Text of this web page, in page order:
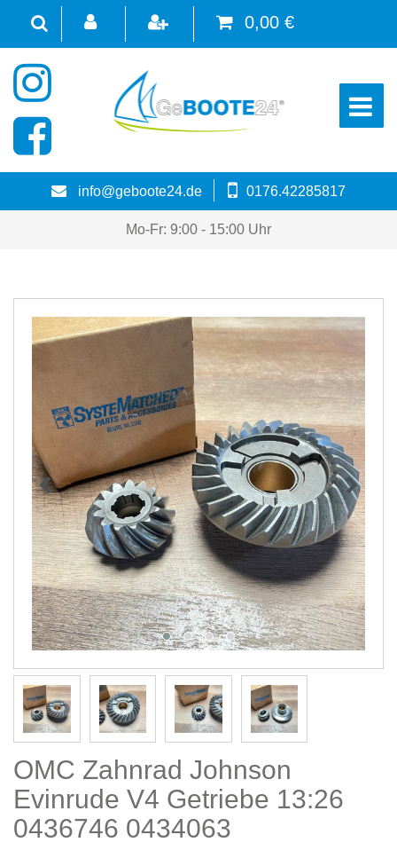
0,00 €
☰
info@geboote24.de 0176.42285817
Mo-Fr: 9:00 - 15:00 Uhr
OMC Zahnrad Johnson
Evinrude V4 Getriebe 13:26
0436746 0434063